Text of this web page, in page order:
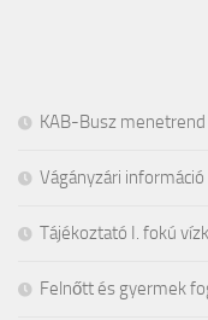
KAB-Busz
Vágányzári
Tájékoztató I. fokú
Felnőtt és gyermek